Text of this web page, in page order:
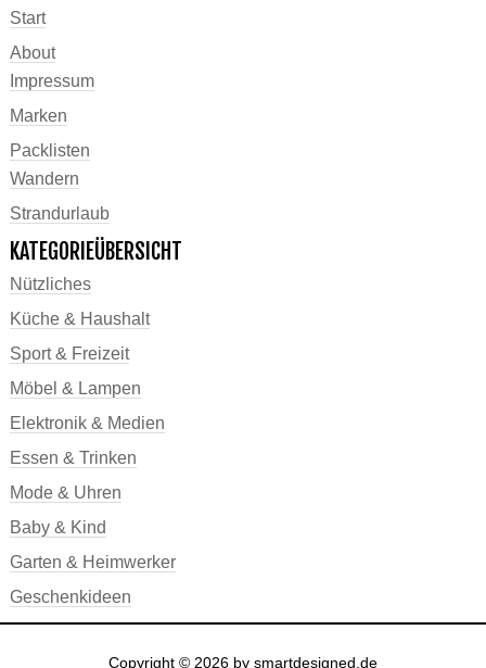
Start
About
Impressum
Marken
Packlisten
Wandern
Strandurlaub
KATEGORIEÜBERSICHT
Nützliches
Küche & Haushalt
Sport & Freizeit
Möbel & Lampen
Elektronik & Medien
Essen & Trinken
Mode & Uhren
Baby & Kind
Garten & Heimwerker
Geschenkideen
Copyright © 2026 by smartdesigned.de